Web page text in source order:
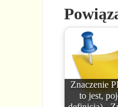
Znaczenie
to jest,